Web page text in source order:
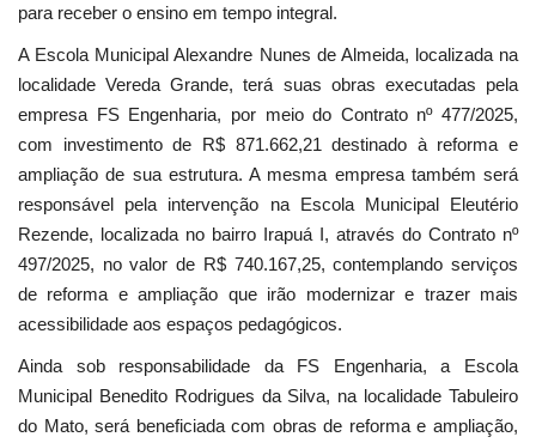
para receber o ensino em tempo integral.
A Escola Municipal Alexandre Nunes de Almeida, localizada na
localidade Vereda Grande, terá suas obras executadas pela
empresa FS Engenharia, por meio do Contrato nº 477/2025,
com investimento de R$ 871.662,21 destinado à reforma e
ampliação de sua estrutura. A mesma empresa também será
responsável pela intervenção na Escola Municipal Eleutério
Rezende, localizada no bairro Irapuá I, através do Contrato nº
497/2025, no valor de R$ 740.167,25, contemplando serviços
de reforma e ampliação que irão modernizar e trazer mais
acessibilidade aos espaços pedagógicos.
Ainda sob responsabilidade da FS Engenharia, a Escola
Municipal Benedito Rodrigues da Silva, na localidade Tabuleiro
do Mato, será beneficiada com obras de reforma e ampliação,